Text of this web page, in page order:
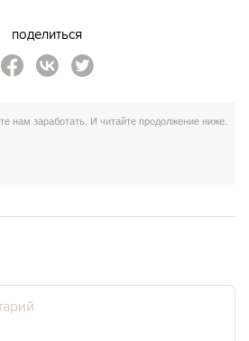
поделиться